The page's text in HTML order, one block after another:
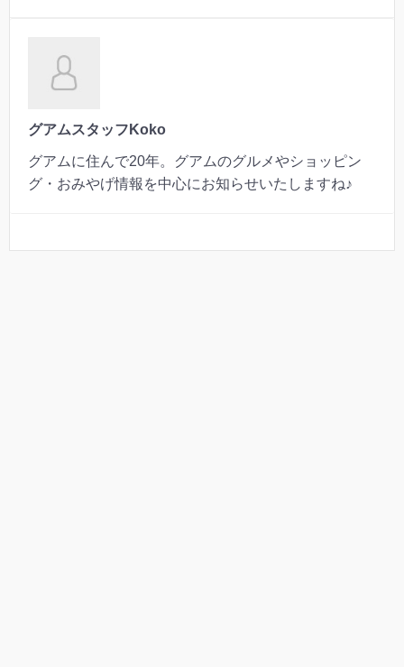
グアムスタッフKoko
グアムに住んで20年。グアムのグルメやショッピン
グ・おみやげ情報を中心にお知らせいたしますね♪